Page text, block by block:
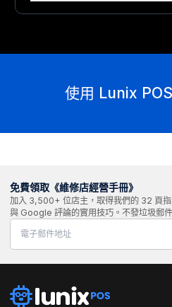
使用 Lunix
免費領取《維修店經營手冊》
加入 3,500+ 位店主，取得我們的 32 頁
與 Google 評論的實用技巧。不發垃圾郵件